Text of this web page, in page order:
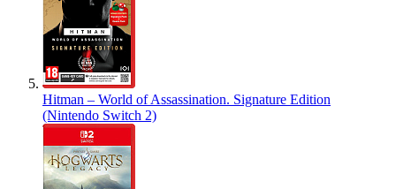
Hitman – World of Assassination. Signature Edition
(Nintendo Switch 2)